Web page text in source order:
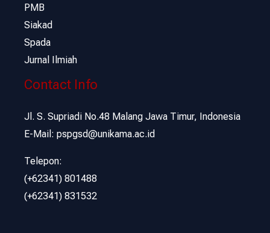
PMB
Siakad
Spada
Jurnal Ilmiah
Contact Info
Jl. S. Supriadi No.48 Malang Jawa Timur, Indonesia
E-Mail: pspgsd@unikama.ac.id
Telepon:
(+62341) 801488
(+62341) 831532